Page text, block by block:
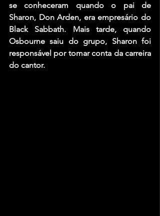
se conheceram quando o pai de
Sharon, Don Arden
Black Sabbath. Mais tarde, quando
Osbourne saiu do grupo, Sharon foi
responsável por tomar conta da carreira
do cantor.